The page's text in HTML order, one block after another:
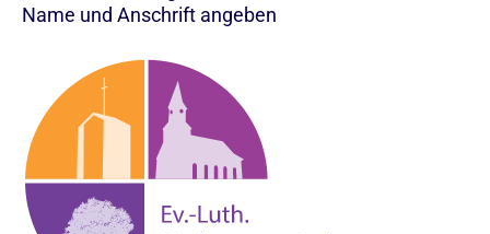
Name und Anschrift angeben